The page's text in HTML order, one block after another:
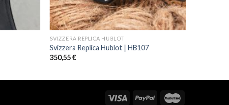
SVIZZERA REPLICA HUBLOT
Svizzera Replica Hublot | HB107
350,55€